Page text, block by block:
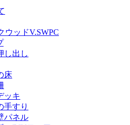
ウッドV.SWPC
し出し
床
ッキ
手すり
パネル